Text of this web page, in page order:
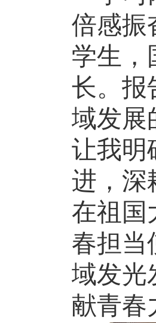
倍感振
学生，
长。报
域发展
让我明
进，深
在祖国
春担当
域发光
献青春